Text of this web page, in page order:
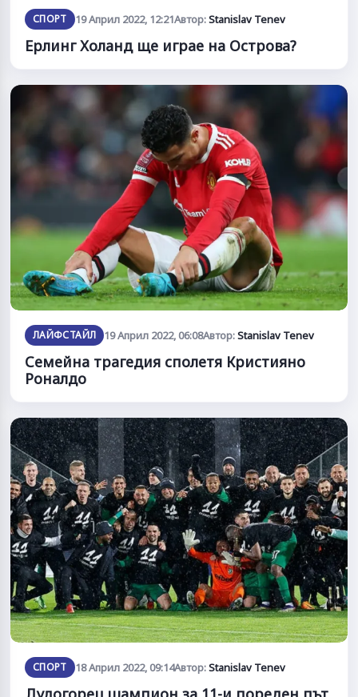
СПОРТ 19 Април 2022, 12:21Автор:Stanislav Tenev
Ерлинг Холанд ще играе на Острова?
ЛАЙФСТАЙЛ 19 Април 2022, 06:08Автор:Stanislav Tenev
Семейна трагедия сполетя Кристияно
Роналдо
СПОРТ 18 Април 2022, 09:14Автор:Stanislav Tenev